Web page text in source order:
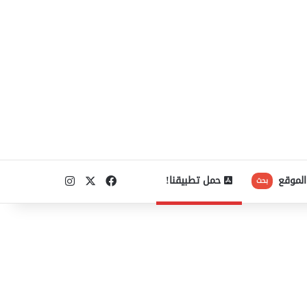
بحث حمل تطبيقنا! فيسبوكانستقرام